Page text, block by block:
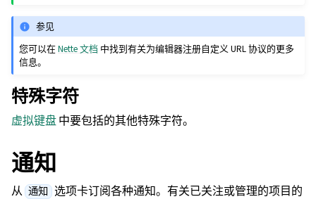
参见
您可以在Nette 文档 中找到有关为编辑器注册自定义 URL 协议的更多
信息。
特殊字符
虚拟键盘中要包括的其他特殊字符。
通知
从 通知 选项卡订阅各种通知。有关已关注或管理的项目的